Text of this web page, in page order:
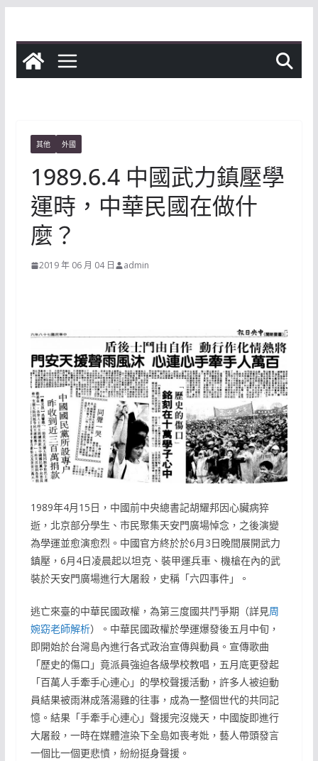
content
其他 外國
1989.6.4 中國武力鎮壓學
運時，中華民國在做什
麼？
2019 年 06 月 04 日 admin
1989年4月15日，中國前中央總書記胡耀邦因心臟病猝
逝，北京部分學生、市民聚集天安門廣場悼念，之後演變
為學運並愈演愈烈。中國官方終於於6月3日晚間展開武力
鎮壓，6月4日凌晨起以坦克、裝甲運兵車、機槍在內的武
裝於天安門廣場進行大屠殺，史稱「六四事件」。
逃亡來臺的中華民國政權，為第三度國共鬥爭期（詳見周
婉窈老師解析）。中華民國政權於學運爆發後五月中旬，
即開始於台灣島內進行各式政治宣傳與動員。宣傳歌曲
「歷史的傷口」竟派員強迫各級學校教唱，五月底更發起
「百萬人手牽手心連心」的學校聲援活動，許多人被迫動
員結果被雨淋成落湯雞的往事，成為一整個世代的共同記
憶。結果「手牽手心連心」聲援完沒幾天，中國旋即進行
大屠殺，一時在媒體渲染下全島如喪考妣，藝人帶頭發言
一個比一個更悲憤，紛紛挺身聲援。